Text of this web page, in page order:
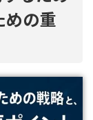
めの重